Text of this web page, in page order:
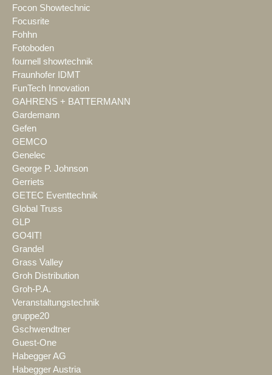
Focon Showtechnic
Focusrite
Fohhn
Fotoboden
fournell showtechnik
Fraunhofer IDMT
FunTech Innovation
GAHRENS + BATTERMANN
Gardemann
Gefen
GEMCO
Genelec
George P. Johnson
Gerriets
GETEC Eventtechnik
Global Truss
GLP
GO4IT!
Grandel
Grass Valley
Groh Distribution
Groh-P.A.
Veranstaltungstechnik
gruppe20
Gschwendtner
Guest-One
Habegger AG
Habegger Austria